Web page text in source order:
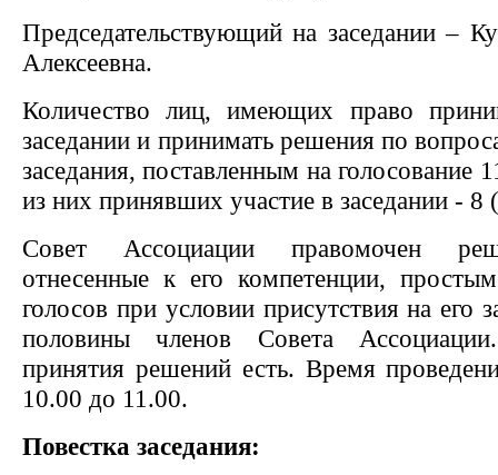
Председательствующий на заседании –
Алексеевна.
Количество лиц, имеющих право
заседании и принимать решения по
заседания, поставленным на голосование
из них принявших участие в заседании - 8
Совет Ассоциации правомочен
отнесенные к его компетенции,
голосов при условии присутствия на его
половины членов Совета
принятия решений есть. Время
10.00 до 11.00.
Повестка заседания: